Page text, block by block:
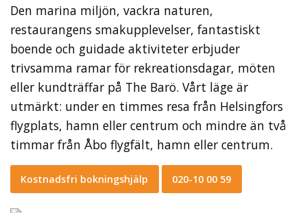
Den marina miljön, vackra naturen,
restaurangens smakupplevelser, fantastiskt
boende och guidade aktiviteter erbjuder
trivsamma ramar för rekreationsdagar, möten
eller kundträffar på The Barö. Vårt läge är
utmärkt: under en timmes resa från Helsingfors
flygplats, hamn eller centrum och mindre än två
timmar från Åbo flygfält, hamn eller centrum.
Kostnadsfri bokningshjälp 020-10 00 59